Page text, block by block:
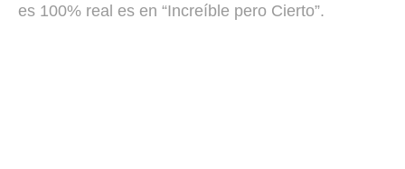
es 100% real es en “Increíble pero Cierto”.